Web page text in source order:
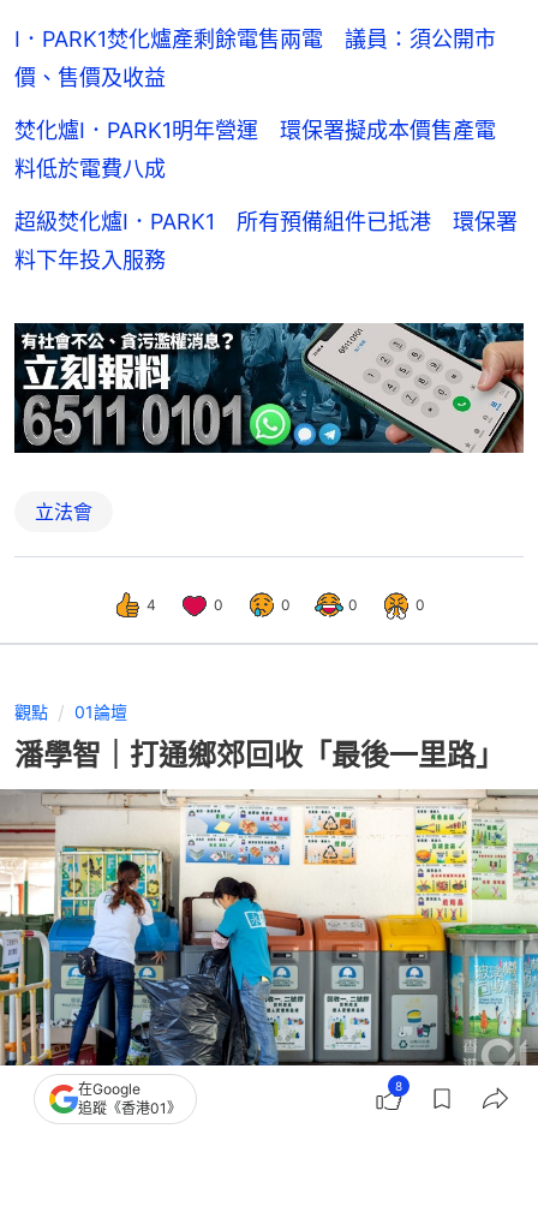
I．PARK1焚化爐產剩餘電售兩電 議員：須公開市
價、售價及收益
焚化爐I．PARK1明年營運 環保署擬成本價售產電
料低於電費八成
超級焚化爐I．PARK1 所有預備組件已抵港 環保署
料下年投入服務
立法會
4 0 0 0 0
觀點 01論壇
潘學智｜打通鄉郊回收「最後一里路」
撰文：01論壇
出版：2026-04-01 17:00
在Google
追蹤《香港01》
8